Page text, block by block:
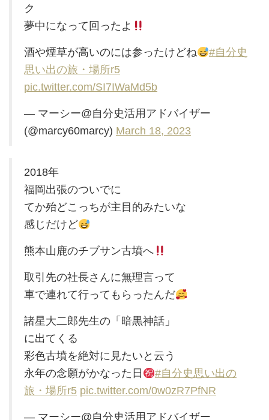
ク
夢中になって回ったよ
酒や煙草が高いのには参ったけどね
#自分史
思い出の旅・場所r5
pic.twitter.com/SI7IWaMd5b
— マーシー@自分史活用アドバイザー
(@marcy60marcy) March 18, 2023
2018年
福岡出張のついでに
てか殆どこっちが主目的みたいな
感じだけど
熊本山鹿のチブサン古墳へ
取引先の社長さんに無理言って
車で連れて行ってもらったんだ
諸星大二郎先生の「暗黒神話」
に出てくる
彩色古墳を絶対に見たいと云う
永年の念願がかなった日
#自分史思い出の
旅・場所r5 pic.twitter.com/0w0zR7PfNR
— マーシー@自分史活用アドバイザー